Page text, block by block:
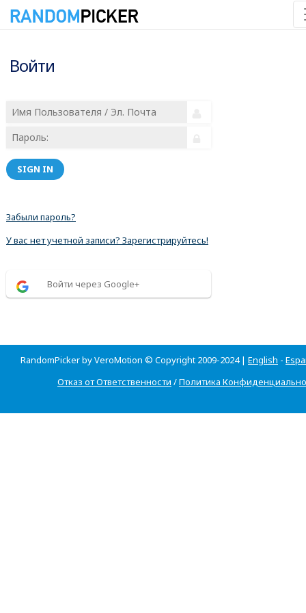
Войти
SIGN IN
Забыли пароль?
У вас нет учетной записи? Зарегистрируйтесь!
Войти через Google+
RandomPicker by VeroMotion © Copyright 2009-2024 | English -
Отказ от Ответственности /Политика